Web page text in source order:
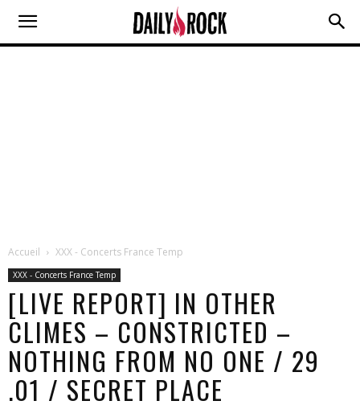
Accueil XXX - Concerts France Temp
XXX - Concerts France Temp
[LIVE REPORT] IN OTHER
CLIMES – CONSTRICTED –
NOTHING FROM NO ONE / 29
.01 / SECRET PLACE